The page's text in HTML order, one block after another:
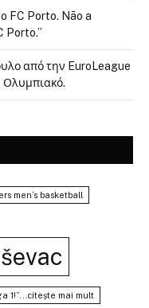
FC Porto. Não a
Porto.”
από την EuroLeague
Ολυμπιακό.
men’s basketball
1!”...citește mai mult